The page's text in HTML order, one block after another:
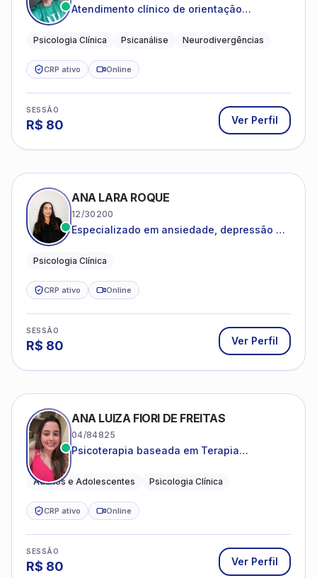
Atendimento clínico de orientação
crianças neurotípicas
Psicologia Clínica Psicanálise Neurodivergências
CRP ativo Online
SESSÃO
R$ 80 Ver Perfil
ANA LARA ROQUE
12/30200
Especializado em ansiedade, depressão e
Psicologia Clínica
CRP ativo Online
SESSÃO
R$ 80 Ver Perfil
ANA LUIZA FIORI DE FREITAS
04/84825
Psicoterapia baseada em Terapia
Adultos e Adolescentes Psicologia Clínica
CRP ativo Online
SESSÃO
R$ 80 Ver Perfil